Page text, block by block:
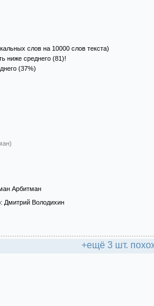
слов на 10000 слов текста)
ниже среднего (81)!
(37%)
Арбитман
Дмитрий Володихин
+ещё 3 шт.